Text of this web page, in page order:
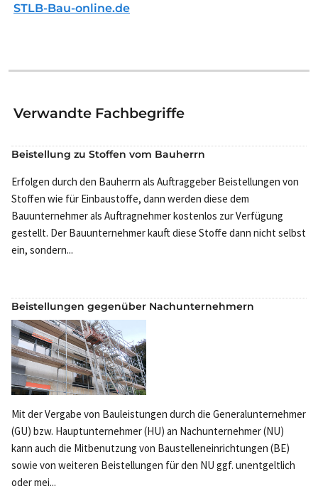
STLB-Bau-online.de
Verwandte Fachbegriffe
Beistellung zu Stoffen vom Bauherrn
Erfolgen durch den Bauherrn als Auftraggeber Beistellungen von
Stoffen wie für Einbaustoffe, dann werden diese dem
Bauunternehmer als Auftragnehmer kostenlos zur Verfügung
gestellt. Der Bauunternehmer kauft diese Stoffe dann nicht selbst
ein, sondern...
Beistellungen gegenüber Nachunternehmern
Mit der Vergabe von Bauleistungen durch die Generalunternehmer
(GU) bzw. Hauptunternehmer (HU) an Nachunternehmer (NU)
kann auch die Mitbenutzung von Baustelleneinrichtungen (BE)
sowie von weiteren Beistellungen für den NU ggf. unentgeltlich
oder mei...